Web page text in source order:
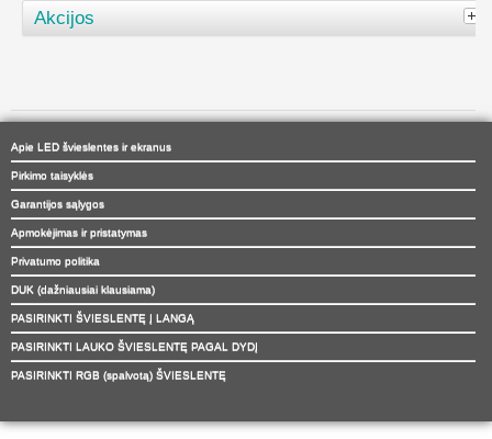
Akcijos
Apie LED švieslentes ir ekranus
Pirkimo taisyklės
Garantijos sąlygos
Apmokėjimas ir pristatymas
Privatumo politika
DUK (dažniausiai klausiama)
PASIRINKTI ŠVIESLENTĘ Į LANGĄ
PASIRINKTI LAUKO ŠVIESLENTĘ PAGAL DYDĮ
PASIRINKTI RGB (spalvotą) ŠVIESLENTĘ